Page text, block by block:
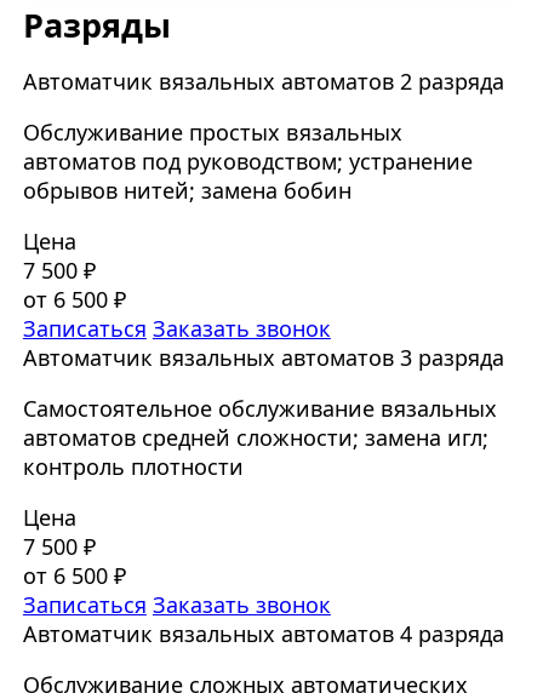
Разряды
Автоматчик вязальных автоматов 2 разряда
Обслуживание простых вязальных
автоматов под руководством; устранение
обрывов нитей; замена бобин
Цена
7 500 ₽
от 6 500 ₽
Записаться Заказать звонок
Автоматчик вязальных автоматов 3 разряда
Самостоятельное обслуживание вязальных
автоматов средней сложности; замена игл;
контроль плотности
Цена
7 500 ₽
от 6 500 ₽
Записаться Заказать звонок
Автоматчик вязальных автоматов 4 разряда
Обслуживание сложных автоматических